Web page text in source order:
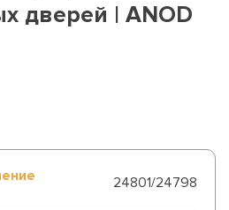
дверей | ANOD
24801/24798